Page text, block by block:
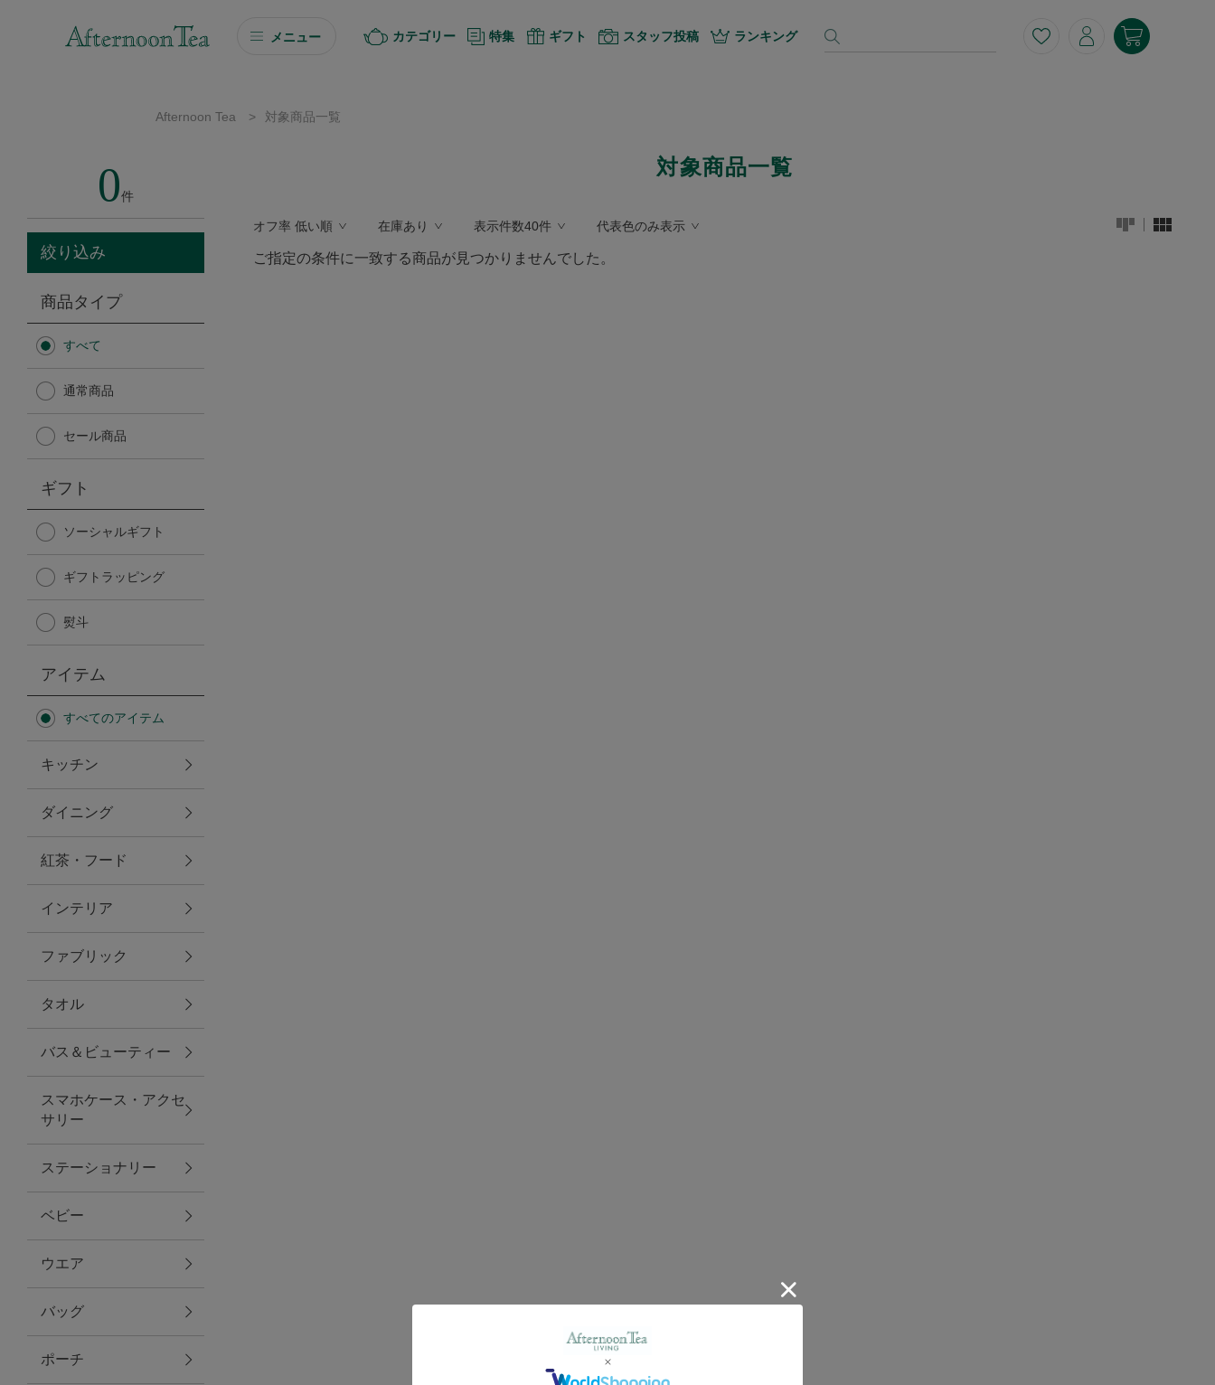
メニュー
ソーシャルギフト
カタログギフト
Afternoon Tea TEAROOM
Afternoon Tea TEAROOM
日傘
保冷バッグ
無重力シリーズ
トラベルグッズ
ランチ
バッグ
キッチン・ダイニング
ダイニング
キッチン
ファブリック
グリーン
バス＆ビューティー
カテゴリー 特集 ギフト スタッフ投稿 ランキング
Afternoon Tea > 対象商品一覧
0件
絞り込み
商品タイプ
すべて
通常商品
セール商品
ギフト
ソーシャルギフト
ギフトラッピング
熨斗
アイテム
すべてのアイテム
キッチン
ダイニング
紅茶・フード
インテリア
ファブリック
タオル
バス＆ビューティー
スマホケース・アクセ
サリー
ステーショナリー
ベビー
ウエア
バッグ
ポーチ
対象商品一覧
オフ率 低い順 在庫あり 表示件数40件 代表色のみ表示
ご指定の条件に一致する商品が見つかりませんでした。